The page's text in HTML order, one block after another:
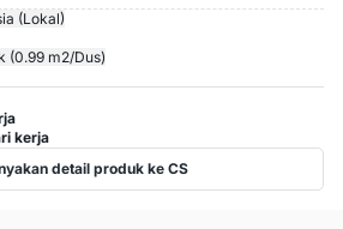
(Lokal)
(0.99 m2/Dus)
kerja
detail produk ke CS